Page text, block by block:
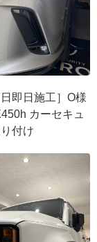
日即日施工］O様
カーセキュ
付け